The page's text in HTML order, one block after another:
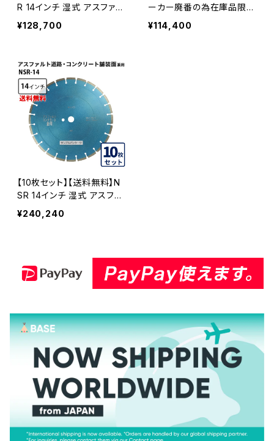
R 14インチ 湿式 アスファル
ト道路・コンクリート舗装面
兼用 一般道路カッター専用
-14-05
¥128,700
ーカー廃番の為在庫品限
り】湿式 SC 道路 コンクリ
ート用 14インチ 一般道路
¥114,400
【10枚セット】【送料無料】N
SR 14インチ 湿式 アスファ
ルト道路・コンクリート舗装
面兼用 一般道路カッター専
¥240,240